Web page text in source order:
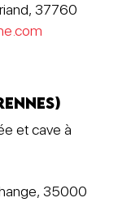
37760
et cave à
35000